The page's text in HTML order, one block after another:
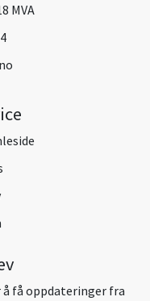
MVA
få oppdateringer fra